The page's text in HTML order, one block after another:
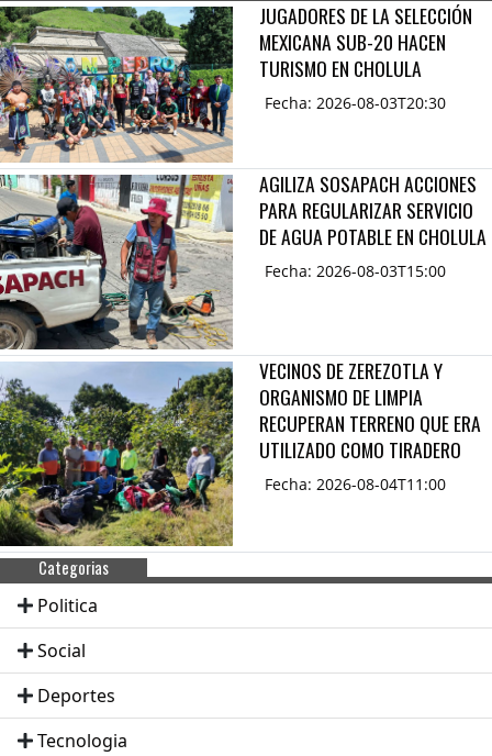
JUGADORES DE LA SELECCIÓN
MEXICANA SUB-20 HACEN
TURISMO EN CHOLULA
Fecha: 2026-08-03T20:30
AGILIZA SOSAPACH ACCIONES
PARA REGULARIZAR SERVICIO
DE AGUA POTABLE EN CHOLULA
Fecha: 2026-08-03T15:00
VECINOS DE ZEREZOTLA Y
ORGANISMO DE LIMPIA
RECUPERAN TERRENO QUE ERA
UTILIZADO COMO TIRADERO
Fecha: 2026-08-04T11:00
Categorias
Politica
Social
Deportes
Tecnologia